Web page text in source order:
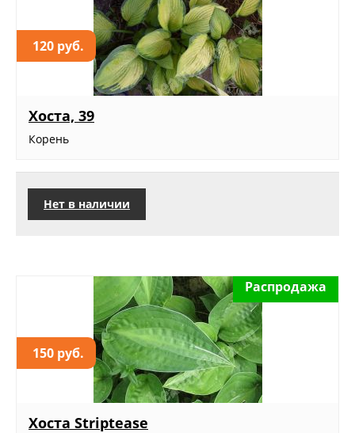
120 руб.
Хоста, 39
Корень
Нет в наличии
150 руб.
Распродажа
Хоста Striptease